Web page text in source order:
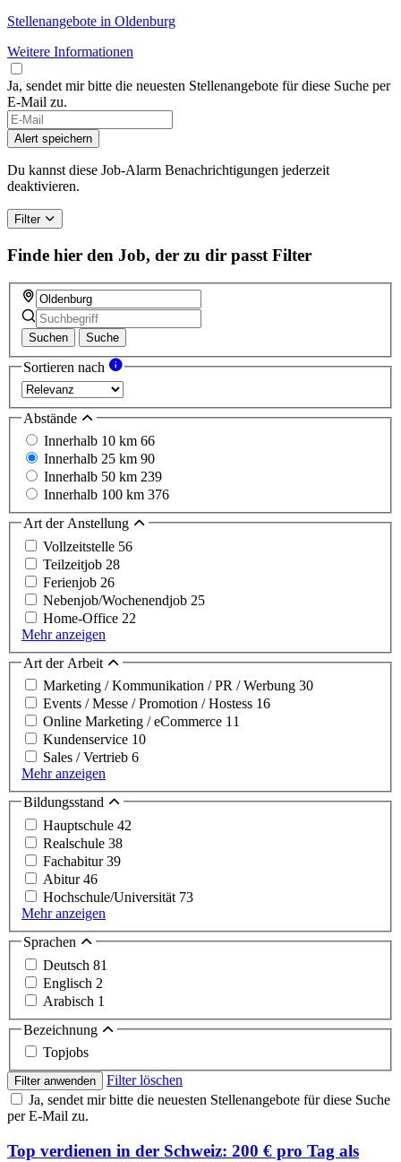
Stellenangebote in Oldenburg
Weitere Informationen
Ja, sendet mir bitte die neuesten Stellenangebote für diese Suche per
E-Mail zu.
Alert speichern
Du kannst diese Job-Alarm Benachrichtigungen jederzeit
deaktivieren.
Filter
Finde hier den Job, der zu dir passt Filter
Suchen Suche
Sortieren nach
Abstände
Innerhalb 10 km 66
Innerhalb 25 km 90
Innerhalb 50 km 239
Innerhalb 100 km 376
Art der Anstellung
Vollzeitstelle 56
Teilzeitjob 28
Ferienjob 26
Nebenjob/Wochenendjob 25
Home-Office 22
Mehr anzeigen
Art der Arbeit
Marketing / Kommunikation / PR / Werbung 30
Events / Messe / Promotion / Hostess 16
Online Marketing / eCommerce 11
Kundenservice 10
Sales / Vertrieb 6
Mehr anzeigen
Bildungsstand
Hauptschule 42
Realschule 38
Fachabitur39
Abitur46
Hochschule/Universität 73
Mehr anzeigen
Sprachen
Deutsch 81
Englisch 2
Arabisch 1
Bezeichnung
Topjobs
Filter anwenden
Filter löschen
Ja, sendet mir bitte die neuesten Stellenangebote für diese Suche
per E-Mail zu.
Top verdienen in der Schweiz: 200 € pro Tag als